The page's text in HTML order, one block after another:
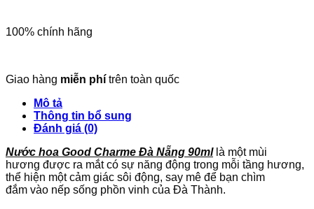
100% chính hãng
Giao hàng miễn phí trên toàn quốc
Mô tả
Thông tin bổ sung
Đánh giá (0)
Nước hoa Good Charme Đà Nẵng 90mllà một mùi
hương được ra mắt có sự năng động trong mỗi tầng hương,
thể hiện một cảm giác sôi động, say mê để bạn chìm
đắm vào nếp sống phồn vinh của Đà Thành.